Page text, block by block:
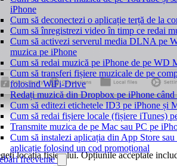
iPhone
Cum să deconectezi o aplicație terță de la
Cum să înregistrezi video în timp ce redai
Cum să activezi serverul media DLNA pe
muzica pe iPhone
Cum să redai muzică pe iPhone de pe WD
Cum să transferi fișiere muzicale de pe
folosind WiFi-Drive
Redați muzică din Dropbox pe iPhone
Cum să editezi etichetele ID3 pe iPhone și
Cum să redai fișiere locale (fișiere iTunes)
Transmite muzica de pe Mac sau PC pe
Cum să instalezi aplicația din App Store
aplicație folosind un cod promoțional
frecvente
locația fișierului. Opțiunile acceptate